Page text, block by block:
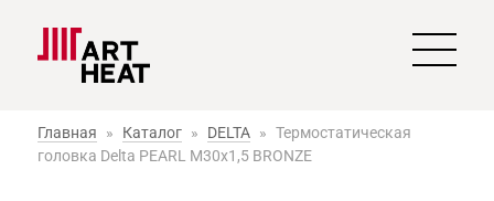
Главная » Каталог » DELTA » Термостатическая
головка Delta PEARL M30x1,5 BRONZE